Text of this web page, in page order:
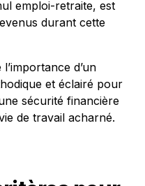
emploi-retraite, est
durant cette
d’un
et éclairé pour
sécurité financière
de travail acharné.